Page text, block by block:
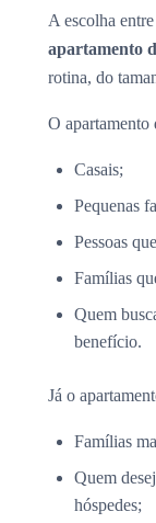
A escolha
apartamento
rotina, do
O apartamento
Casais;
Pequenas
Pessoas
Famílias
Quem
benefício.
Já o
Famílias
Quem
hóspedes;